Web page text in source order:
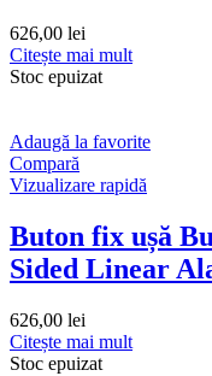
626,00 lei
Citește mai mult
Stoc epuizat
Adaugă la favorite
Compară
Vizualizare rapidă
Buton fix ușă
Sided Linear
626,00 lei
Citește mai mult
Stoc epuizat